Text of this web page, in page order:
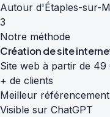
Autour d'Étaples-sur-
3
Notre méthode
Création de site
Site web à partir de 49
+ de clients
Meilleur
Visible sur ChatGPT